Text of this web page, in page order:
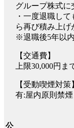
グループ株式に
・一度退職し
ら再び積み上
※退職後5年以
【交通費】
上限30,000円
【受動喫煙対策
有:屋内原則禁煙
公